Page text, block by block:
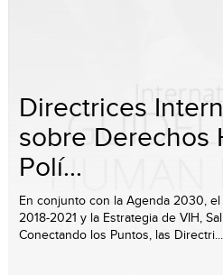
Directrices
sobre Derechos
Polí...
En conjunto con la Agenda 2030,
2018-2021 y la Estrategia de VIH,
Conectando los Puntos, las Directri...